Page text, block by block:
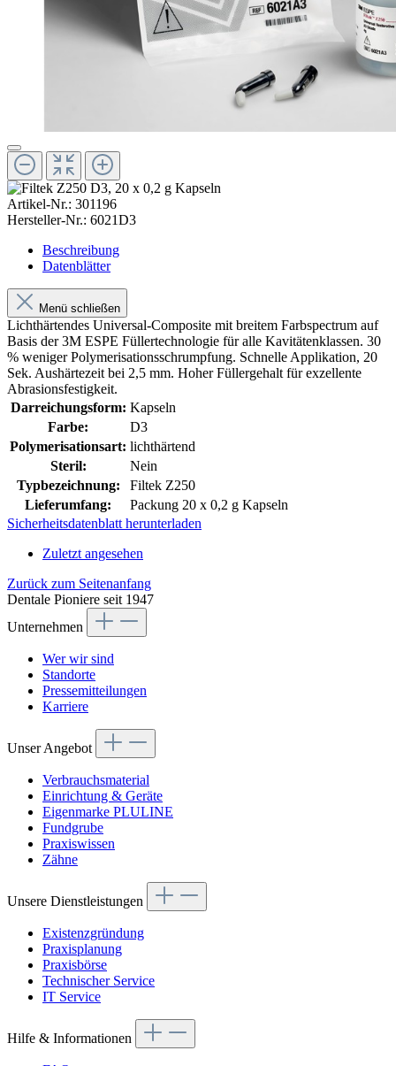
Artikel-Nr.: 301196
Hersteller-Nr.: 6021D3
Beschreibung
Datenblätter
Menü schließen
Lichthärtendes Universal-Composite mit breitem Farbspectrum auf
Basis der 3M ESPE Füllertechnologie für alle Kavitätenklassen. 30
% weniger Polymerisationsschrumpfung. Schnelle Applikation, 20
Sek. Aushärtezeit bei 2,5 mm. Hoher Füllergehalt für exzellente
Abrasionsfestigkeit.
Darreichungsform: Kapseln
Farbe:
D3
Polymerisationsart: lichthärtend
Steril:
Nein
Typbezeichnung:
Filtek Z250
Lieferumfang:
Packung 20 x 0,2 g Kapseln
Sicherheitsdatenblatt herunterladen
Zuletzt angesehen
Zurück zum Seitenanfang
Dentale Pioniere seit 1947
Unternehmen
Wer wir sind
Standorte
Pressemitteilungen
Karriere
Unser Angebot
Verbrauchsmaterial
Einrichtung & Geräte
Eigenmarke PLULINE
Fundgrube
Praxiswissen
Zähne
Unsere Dienstleistungen
Existenzgründung
Praxisplanung
Praxisbörse
Technischer Service
IT Service
Hilfe & Informationen